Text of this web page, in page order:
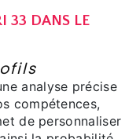
33 DANS LE
analyse précise
compétences,
de personnaliser